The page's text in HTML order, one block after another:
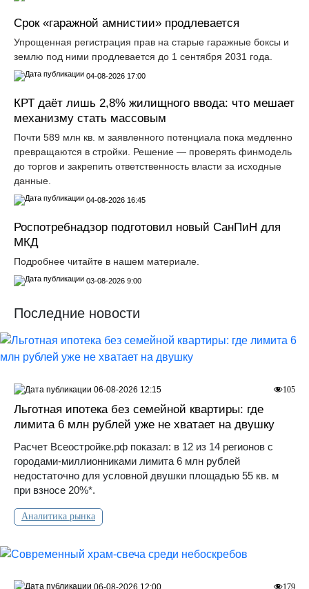
Срок «гаражной амнистии» продлевается
Упрощенная регистрация прав на старые гаражные боксы и
землю под ними продлевается до 1 сентября 2031 года.
04-08-2026 17:00
КРТ даёт лишь 2,8% жилищного ввода: что мешает
механизму стать массовым
Почти 589 млн кв. м заявленного потенциала пока медленно
превращаются в стройки. Решение — проверять финмодель
до торгов и закрепить ответственность власти за исходные
данные.
04-08-2026 16:45
Роспотребнадзор подготовил новый СанПиН для
МКД
Подробнее читайте в нашем материале.
03-08-2026 9:00
Последние новости
Льготная ипотека без семейной квартиры: где
лимита 6 млн рублей уже не хватает на двушку
Расчет Всеостройке.рф показал: в 12 из 14 регионов с
городами-миллионниками лимита 6 млн рублей
недостаточно для условной двушки площадью 55 кв. м
при взносе 20%*.
Аналитика рынка
105
06-08-2026 12:15
179
06-08-2026 12:00